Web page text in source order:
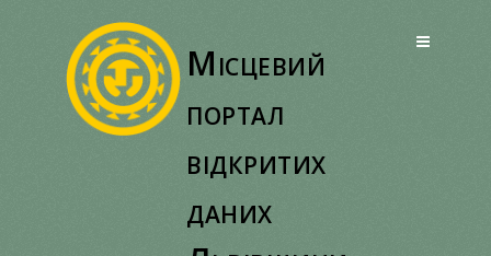
Місцевий
портал
відкритих
даних